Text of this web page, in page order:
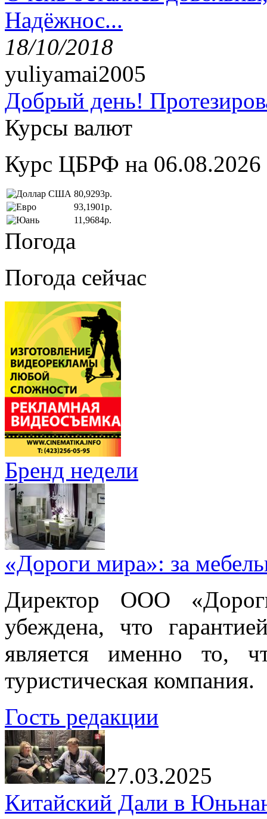
Надёжнос...
18/10/2018
yuliyamai2005
Добрый день!
Курсы валют
Курс ЦБРФ на 06.08.2026
80,9293р.
93,1901р.
11,9684р.
Погода
Погода сейчас
Бренд недели
«Дороги мира»: за
Директор ООО
убеждена, что
является именно то,
туристическая компания.
Гость редакции
27.03.2025
Китайский Дали в